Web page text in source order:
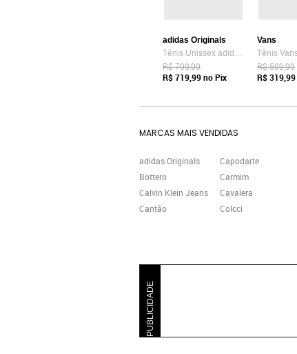
adidas Originals
Tênis Unissex adidas Originals Samba OG Branco
R$ 799,99
R$ 719,99no Pix
Vans
R$ 599,99
R$ 319,99
MARCAS MAIS VENDIDAS
adidas Originals
Bottero
Calvin Klein Jeans
Cantão
Capodarte
Carmim
Cavalera
Colcci
PUBLICIDADE